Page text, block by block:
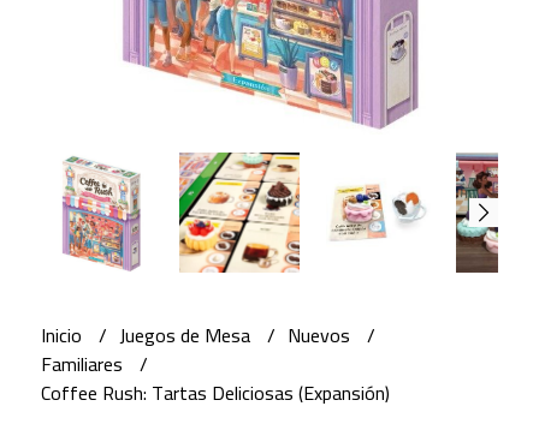
Inicio Juegos de Mesa
Nuevos
Familiares
Coffee Rush: Tartas Deliciosas (Expansión)